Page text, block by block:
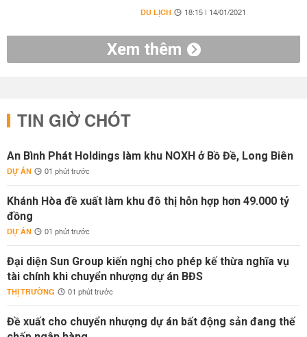
DU LỊCH 18:15 | 14/01/2021
Xem thêm
TIN GIỜ CHÓT
An Bình Phát Holdings làm khu NOXH ở Bồ Đề, Long Biên
DỰ ÁN 01 phút trước
Khánh Hòa đề xuất làm khu đô thị hỗn hợp hơn 49.000 tỷ
đồng
DỰ ÁN 01 phút trước
Đại diện Sun Group kiến nghị cho phép kế thừa nghĩa vụ
tài chính khi chuyển nhượng dự án BĐS
THỊ TRƯỜNG 01 phút trước
Đề xuất cho chuyển nhượng dự án bất động sản đang thế